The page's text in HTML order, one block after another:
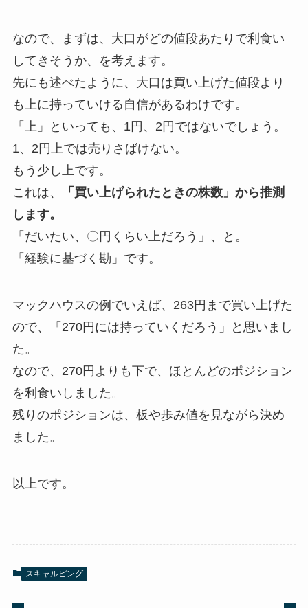
なので、まずは、大口がどの値段あたりで利食い
してきそうか、を考えます。
先にも述べたように、大口は買い上げた値段より
も上に持っていける自信があるわけです。
「上」といっても、1円、2円ではないでしょう。
1、2円上では売りさばけない。
もう少し上です。
これは、
「買い上げられたときの株数」から推測
します。
「だいたい、〇円くらい上だろう」、と。
「経験に基づく勘」です。
マックハウスの例でいえば、263円まで買い上げた
ので、「270円には持っていくだろう」と思いまし
た。
なので、270円よりも下で、ほとんどのポジション
を利食いしました。
残りのポジションは、板や歩み値を見ながら決め
ました。
以上です。
スキャルピング